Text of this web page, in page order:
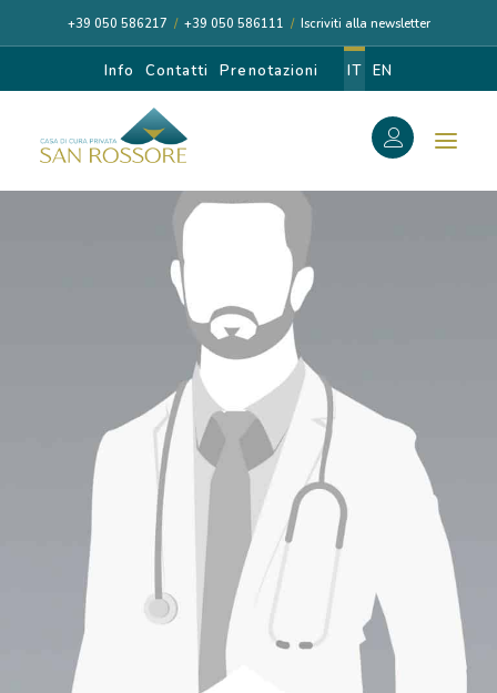
+39 050 586217 / +39 050 586111 / Iscriviti alla newsletter
Info Contatti Prenotazioni IT EN
I NOSTRI MEDICI
DIAGNOSI E CURA
RICOVERI
PATOLOGIE
NEWS